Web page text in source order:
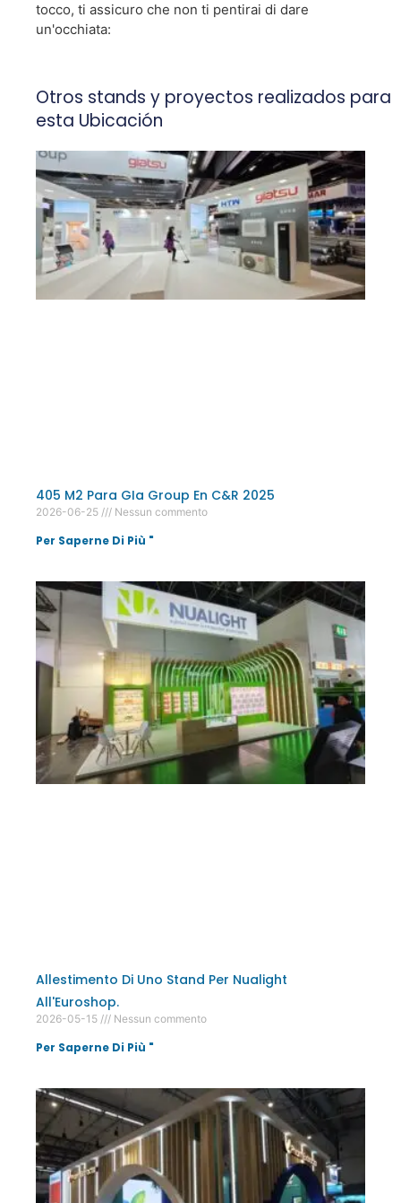
tocco, ti assicuro che non ti pentirai di dare
un'occhiata:
Otros stands y proyectos realizados para
esta Ubicación
405 M2 Para GIa Group En C&R 2025
2026-06-25 Nessun commento
Per Saperne Di Più "
Allestimento Di Uno Stand Per Nualight
All'Euroshop.
2026-05-15 Nessun commento
Per Saperne Di Più "